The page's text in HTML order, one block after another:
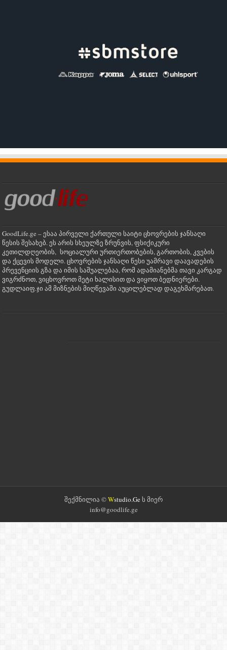
GoodLife.ge – ესაა პირველი ქართული საიტი ცხოვრების ჯანსაღი
წესის შესახებ. ეს არის სხეულზე ზრუნვის, ფსიქიკური
კეთილდღეობის, სოციალური ურთიერთობების, გართობის, კვების
და ქცევის მოდელი. ცხოვრების ჯანსაღი წესი უამრავი დაავადების
პრევენციის გზა და იმის საშუალებაა, რომ ადამიანებმა თავი კარგად
ვიგრძნოთ, ვიცხოვროთ მეტი ხალისით და ვიყოთ ბედნიერები.
გუდლაიფ.ჯი ამ მიზნების მიღწევაში აუცილებლად დაგეხმარებათ.
შექმნილია ©Wstudio.Geს მიერ
info@goodlife.ge